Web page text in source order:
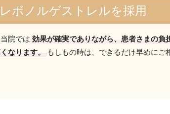
ボノルゲストレルを採用
院では 効果が確実でありながら、患者さまの
なります。
もしもの時は、できるだけ早めにご